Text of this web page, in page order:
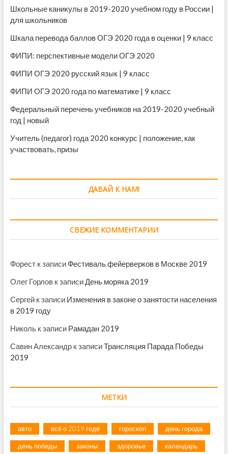
Школьные каникулы в 2019-2020 учебном году в России |
для школьников
Шкала перевода баллов ОГЭ 2020 года в оценки | 9 класс
ФИПИ: перспективные модели ОГЭ 2020
ФИПИ ОГЭ 2020 русский язык | 9 класс
ФИПИ ОГЭ 2020 года по математике | 9 класс
Федеральный перечень учебников на 2019-2020 учебный
год | новый
Учитель (педагог) года 2020 конкурс | положение, как
участвовать, призы
ДАВАЙ К НАМ!
СВЕЖИЕ КОММЕНТАРИИ
Форестк записи Фестиваль фейерверков в Москве 2019
Олег Горловк записиДень моряка 2019
Сергейк записи Изменения в законе о занятости населения
в 2019 году
Никольк записи Рамадан 2019
Савин Александрк записиТрансляция Парада Победы
2019
МЕТКИ
авто всё о 2019 годе гороскоп день города
день победы законы здоровье календарь